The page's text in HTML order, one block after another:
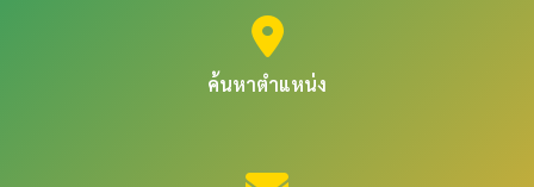
ค้นหาตำแหน่ง